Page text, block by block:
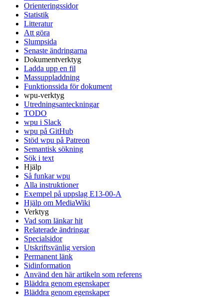
Orienteringssidor
Statistik
Litteratur
Att göra
Slumpsida
Senaste ändringarna
Dokumentverktyg
Ladda upp en fil
Massuppladdning
Funktionssida för dokument
wpu-verktyg
Utredningsanteckningar
TODO
wpu i Slack
wpu på GitHub
Stöd wpu på Patreon
Semantisk sökning
Sök i text
Hjälp
Så funkar wpu
Alla instruktioner
Exempel på uppslag E13-00-A
Hjälp om MediaWiki
Verktyg
Vad som länkar hit
Relaterade ändringar
Specialsidor
Utskriftsvänlig version
Permanent länk
Sidinformation
Använd den här artikeln som referens
Bläddra genom egenskaper
Bläddra genom egenskaper